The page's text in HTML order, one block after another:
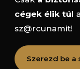
cégek élik túl
sz@rcunamit!
Szerezd be a